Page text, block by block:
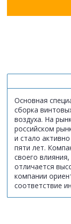
Основная
сборка
воздуха. На
российском
и стало
пяти лет.
своего
отличается
компании
соответствие